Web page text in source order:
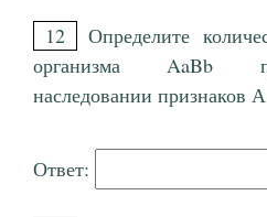
12
Определите
организма AaBb
наследовании признаков
Ответ: